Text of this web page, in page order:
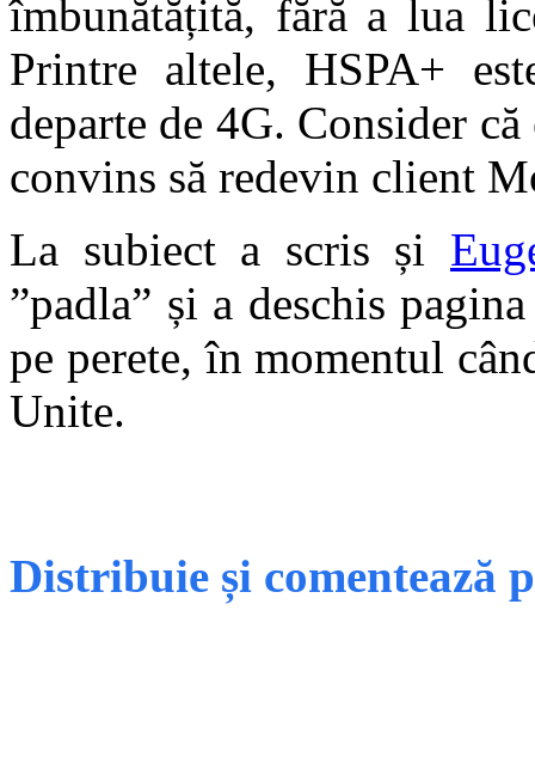
îmbunătățită, fără a lua
Printre altele, HSPA+
departe de 4G. Consider
convins să redevin client
La subiect a scris și
”padla” și a deschis
pe perete, în momentul
Unite.
Distribuie și comentează